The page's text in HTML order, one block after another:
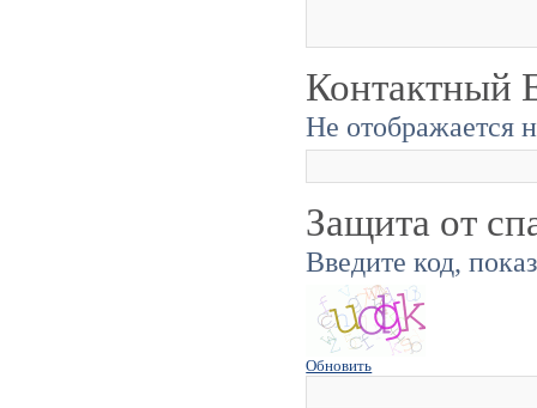
Контактный
Не отображается
Защита от
Введите код,
Обновить